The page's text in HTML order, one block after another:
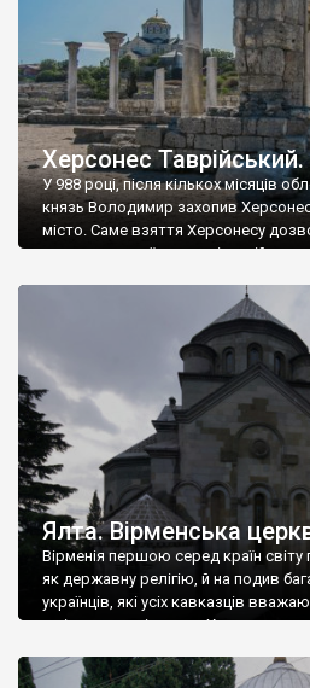
Херсонес
У 988 році, після кількох місяців
князь Володимир захопив
місто. Саме взяття Херсонесу
диктувати свої умови
Херсонесі Володимир-язичник,
А потім було Хрещення Русі. На
Ялта. Вірменська
Вірменія першою серед країн
як державну релігію, й на подив
українців, які усіх кавказців
є відданими вірянами Христа